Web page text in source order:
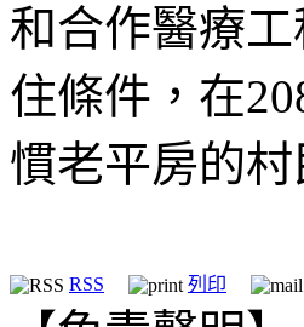
和合作醫療
住條件，在
慣老平房的
RSS 列印